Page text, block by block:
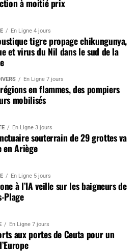
à moitié prix
En Ligne 4 jours
tigre propage chikungunya,
et virus du Nil dans le sud de la
En Ligne 7 jours
en flammes, des pompiers
mobilisés
En Ligne 3 jours
souterrain de 29 grottes va
en Ariège
En Ligne 5 jours
à l’IA veille sur les baigneurs de
Plage
En Ligne 7 jours
aux portes de Ceuta pour un